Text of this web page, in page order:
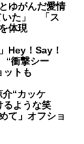
ゆがんだ愛情
いた」 「ス
体現
Hey！Say！
“衝撃シー
トも
介“カッケ
るような笑
て」オフショ